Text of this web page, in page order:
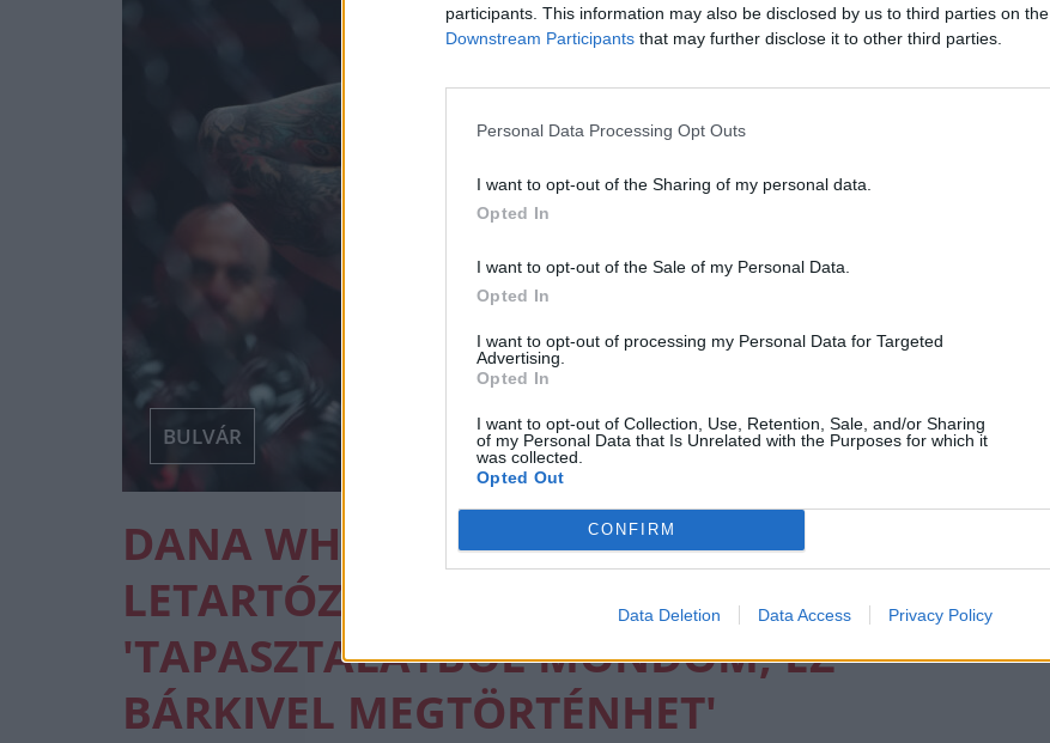
participants. This information may also be disclosed by us to third parties on the
Downstream Participants that may further disclose it to other third parties.
Personal Data Processing Opt Outs
I want to opt-out of the Sharing of my personal data.
Opted In
I want to opt-out of the Sale of my Personal Data.
Opted In
I want to opt-out of processing my Personal Data for Targeted
Advertising.
Opted In
I want to opt-out of Collection, Use, Retention, Sale, and/or Sharing
of my Personal Data that Is Unrelated with the Purposes for which it
was collected.
Opted Out
CONFIRM
Data Deletion Data Access Privacy Policy
BULVÁR
DANA WHITE ANTHONY SMITH
LETARTÓZTATÁSÁRÓL:
'TAPASZTALATBÓL MONDOM, EZ
BÁRKIVEL MEGTÖRTÉNHET'